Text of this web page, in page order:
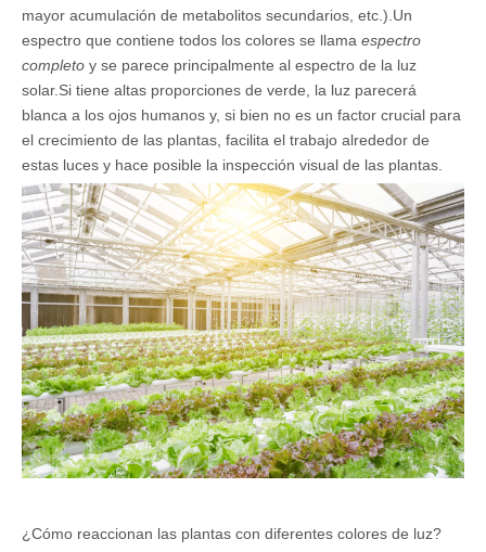
mayor acumulación de metabolitos secundarios, etc.).Un
espectro que contiene todos los colores se llama espectro
completo y se parece principalmente al espectro de la luz
solar.Si tiene altas proporciones de verde, la luz parecerá
blanca a los ojos humanos y, si bien no es un factor crucial para
el crecimiento de las plantas, facilita el trabajo alrededor de
estas luces y hace posible la inspección visual de las plantas.
¿Cómo reaccionan las plantas con diferentes colores de luz?